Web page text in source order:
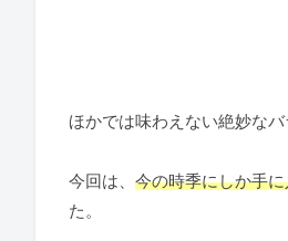
ほかでは味わえない絶妙な
今回は、 今の時季にしか手
た。